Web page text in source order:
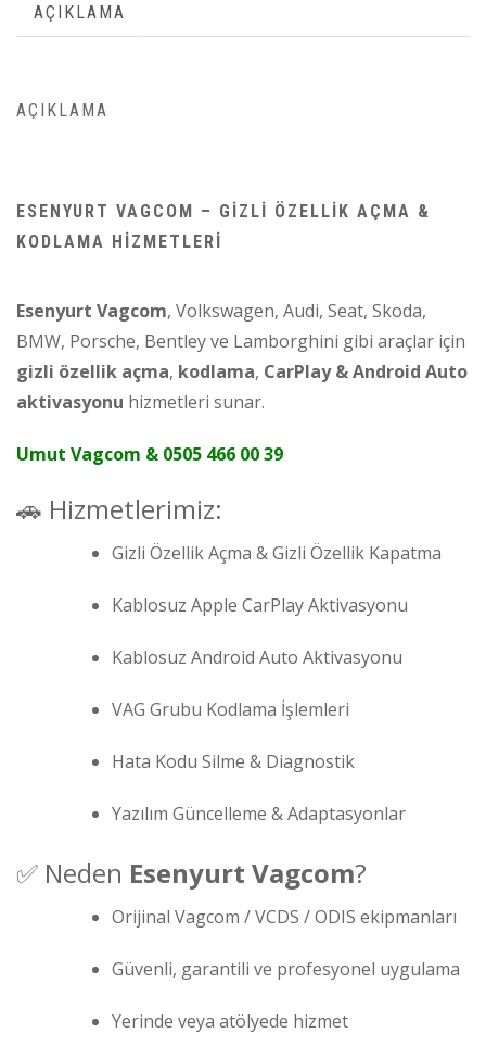
AÇIKLAMA
AÇIKLAMA
ESENYURT VAGCOM – GIZLI ÖZELLIK AÇMA &
KODLAMA HIZMETLERI
Esenyurt Vagcom, Volkswagen, Audi, Seat, Skoda,
BMW, Porsche, Bentley ve Lamborghini gibi araçlar için
gizli özellik açma, kodlama, CarPlay & Android Auto
aktivasyonu hizmetleri sunar.
Umut Vagcom & 0505 466 00 39
🚗 Hizmetlerimiz:
Gizli Özellik Açma & Gizli Özellik Kapatma
Kablosuz Apple CarPlay Aktivasyonu
Kablosuz Android Auto Aktivasyonu
VAG Grubu Kodlama İşlemleri
Hata Kodu Silme & Diagnostik
Yazılım Güncelleme & Adaptasyonlar
✅ Neden Esenyurt Vagcom?
Orijinal Vagcom / VCDS / ODIS ekipmanları
Güvenli, garantili ve profesyonel uygulama
Yerinde veya atölyede hizmet